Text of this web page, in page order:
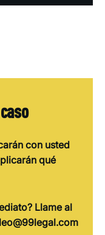
con usted
qué
Llame al